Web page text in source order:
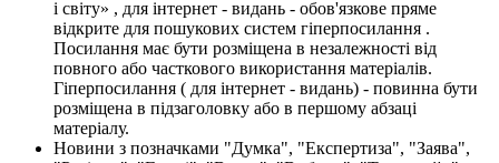
і світу» , для інтернет - видань - обов'язкове пряме
відкрите для пошукових систем гіперпосилання .
Посилання має бути розміщена в незалежності від
повного або часткового використання матеріалів.
Гіперпосилання ( для інтернет - видань) - повинна бути
розміщена в підзаголовку або в першому абзаці
матеріалу.
Новини з позначками "Думка", "Експертиза", "Заява",